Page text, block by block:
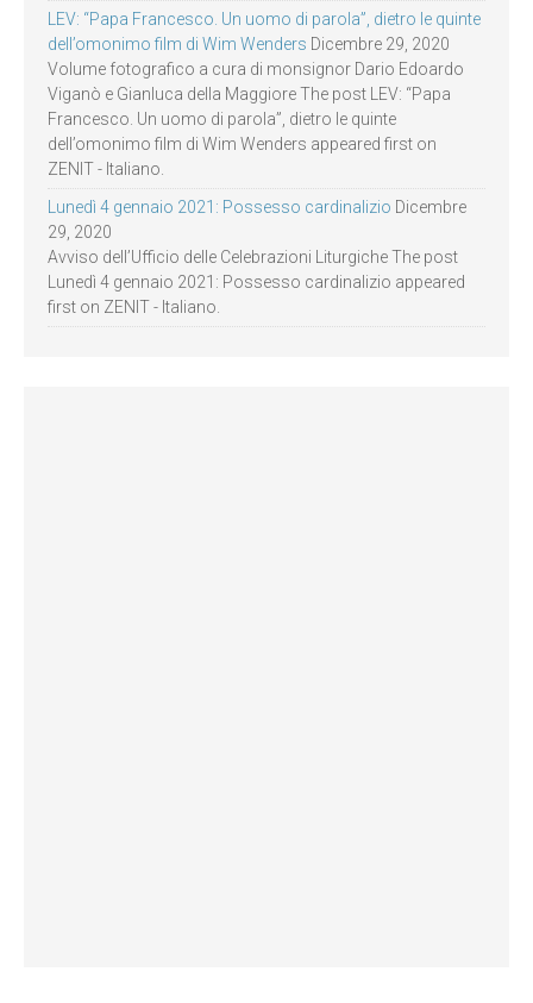
LEV: “Papa Francesco. Un uomo di parola”, dietro le quinte
dell’omonimo film di Wim Wenders Dicembre 29, 2020
Volume fotografico a cura di monsignor Dario Edoardo
Viganò e Gianluca della Maggiore The post LEV: “Papa
Francesco. Un uomo di parola”, dietro le quinte
dell’omonimo film di Wim Wenders appeared first on
ZENIT - Italiano.
Lunedì 4 gennaio 2021: Possesso cardinalizio Dicembre
29, 2020
Avviso dell’Ufficio delle Celebrazioni Liturgiche The post
Lunedì 4 gennaio 2021: Possesso cardinalizio appeared
first on ZENIT - Italiano.